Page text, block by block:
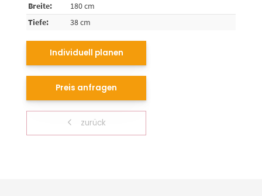
Breite:
180 cm
Tiefe:
38 cm
Individuell planen
Preis anfragen
zurück